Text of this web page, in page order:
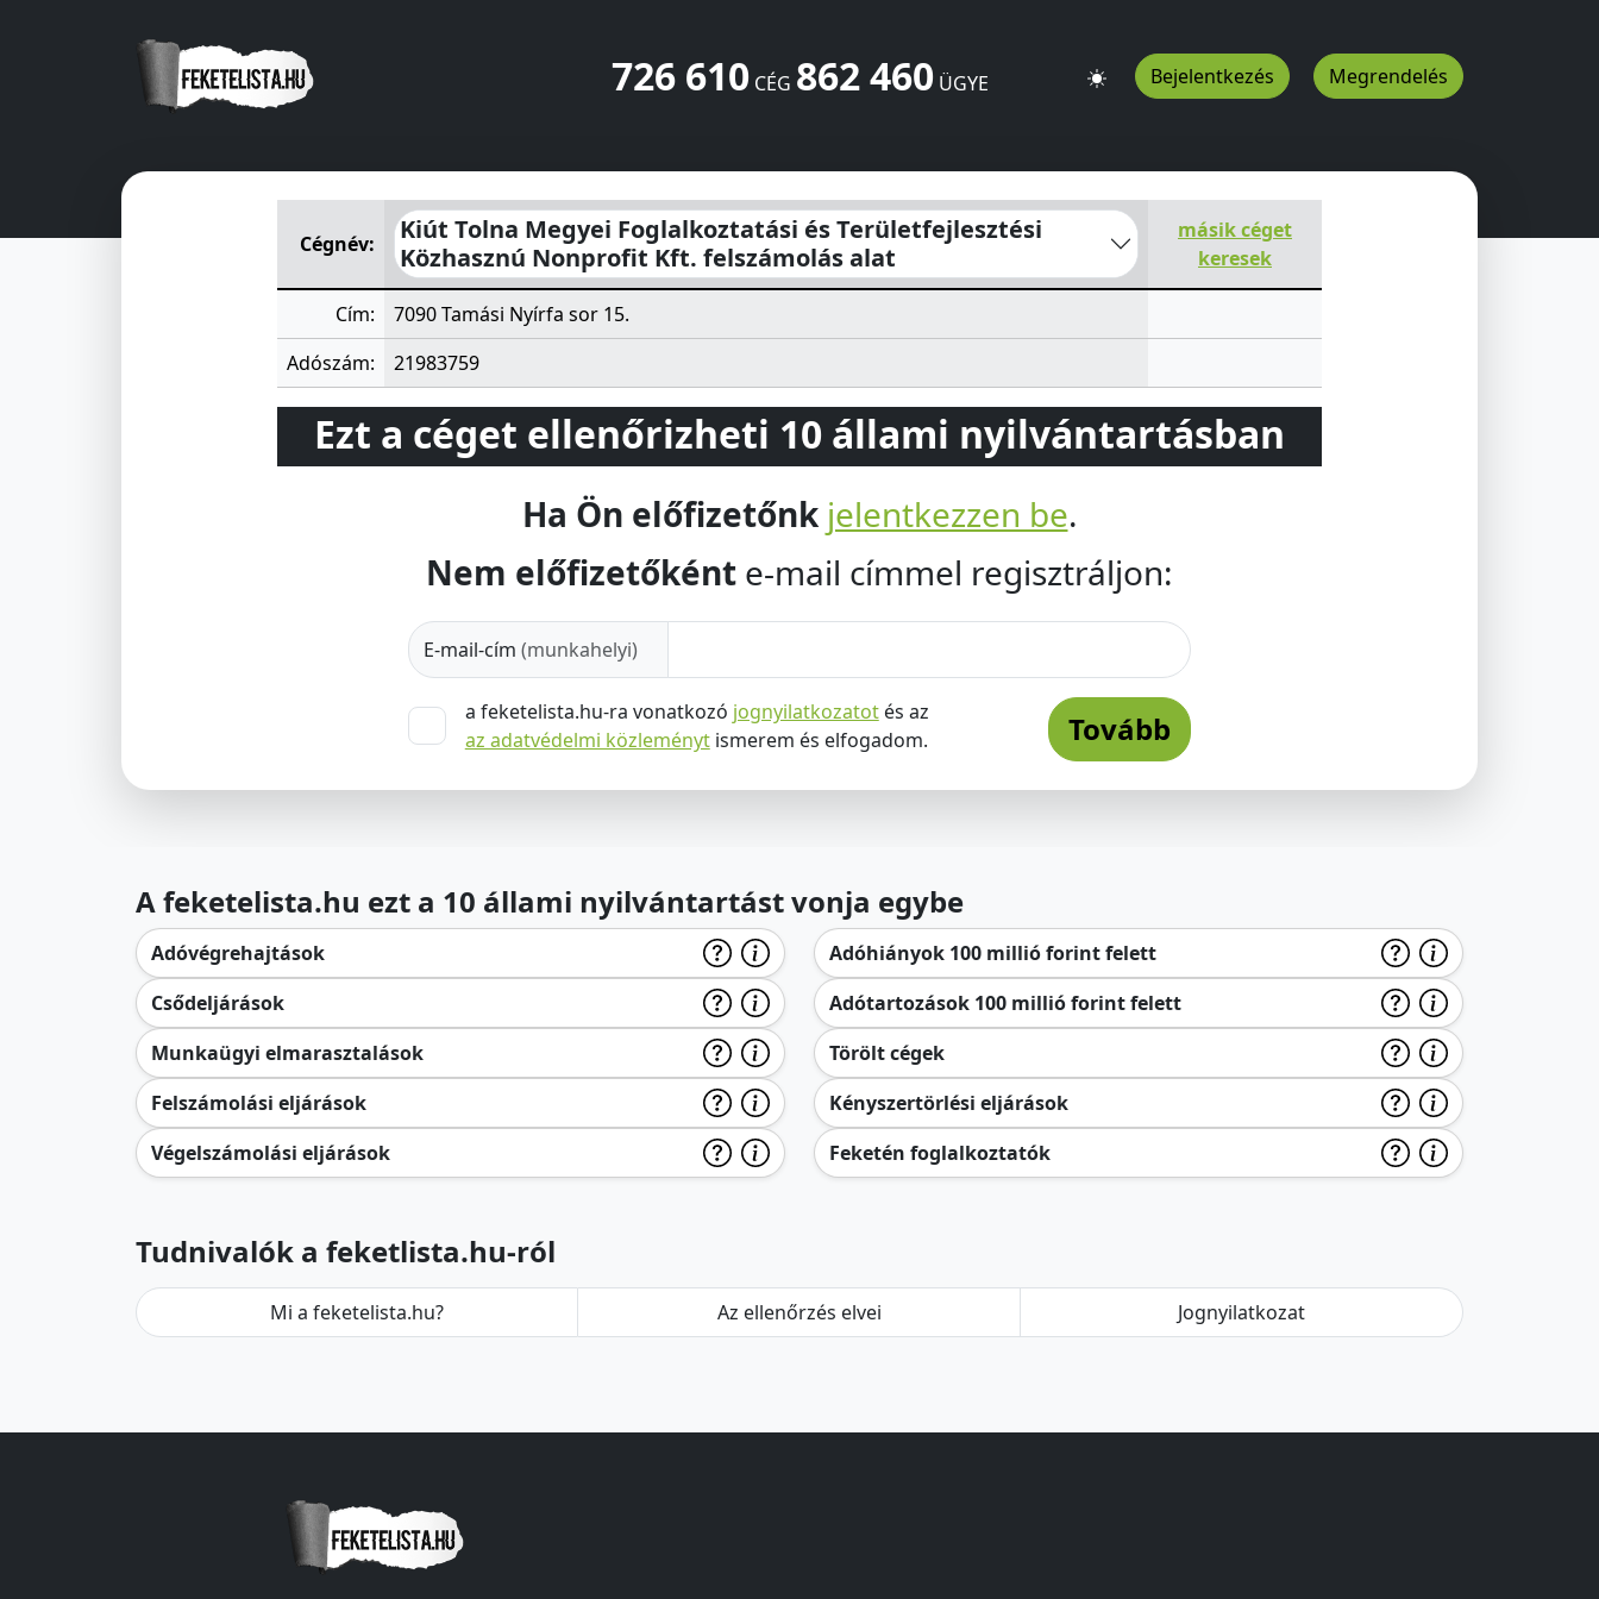
726 610CÉG 862 460ÜGYE Bejelentkezés Megrendelés
Kiút Tolna Megyei Foglalkoztatási és Területfejlesztési Közhasznú Nonprofit Kft. felszámolás alat
Cégnév:
Kiút Tolna Megyei Foglalkoztatási és Területfejlesztési
Közhasznú Nonprofit Kft. felszámolás alat
másik céget
keresek
Cím:
7090 Tamási Nyírfa sor 15.
Adószám:
21983759
Ezt a céget ellenőrizheti 10 állami nyilvántartásban
Ha Ön előfizetőnk jelentkezzen be.
Nem előfizetőként e-mail címmel regisztráljon:
E-mail-cím (munkahelyi)
a feketelista.hu-ra vonatkozó jognyilatkozatotés az
az adatvédelmi közleménytismerem és elfogadom. Tovább
A feketelista.hu ezt a 10 állami nyilvántartást vonja egybe
Adóvégrehajtások
Csődeljárások
Munkaügyi elmarasztalások
Felszámolási eljárások
Végelszámolási eljárások
Adóhiányok 100 millió forint felett
Adótartozások 100 millió forint felett
Törölt cégek
Kényszertörlési eljárások
Feketén foglalkoztatók
Tudnivalók a feketlista.hu-ról
Mi a feketelista.hu? Az ellenőrzés elvei Jognyilatkozat